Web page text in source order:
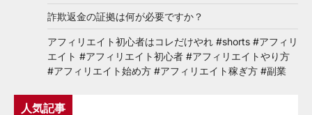
詐欺返金の証拠は何が必要ですか？
アフィリエイト初心者はコレだけやれ #shorts #アフィリ
エイト #アフィリエイト初心者 #アフィリエイトやり方
#アフィリエイト始め方 #アフィリエイト稼ぎ方 #副業
人気記事